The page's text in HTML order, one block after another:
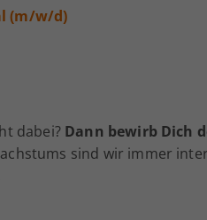
(m/w/d)
dabei? Dann bewirb Dich
sind wir immer